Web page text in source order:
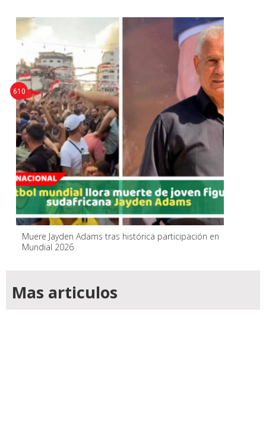
Muere Jayden Adams tras histórica participación en
Mundial 2026
610
Mas articulos